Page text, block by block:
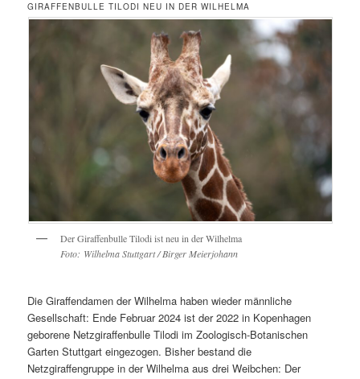
GIRAFFENBULLE TILODI NEU IN DER WILHELMA
Der Giraffenbulle Tilodi ist neu in der Wilhelma
Foto: Wilhelma Stuttgart / Birger Meierjohann
Die Giraffendamen der Wilhelma haben wieder männliche
Gesellschaft: Ende Februar 2024 ist der 2022 in Kopenhagen
geborene Netzgiraffenbulle Tilodi im Zoologisch-Botanischen
Garten Stuttgart eingezogen. Bisher bestand die
Netzgiraffengruppe in der Wilhelma aus drei Weibchen: Der